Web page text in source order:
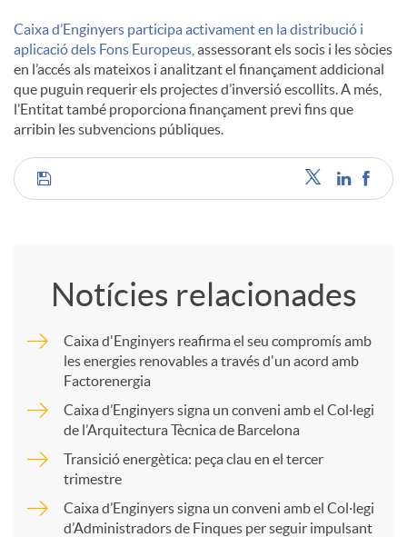
s
Caixa d’Enginyers participa activament en la distribució i
aplicació dels Fons Europeus, assessorant els socis i les sòcies
en l’accés als mateixos i analitzant el finançament addicional
que puguin requerir els projectes d’inversió escollits. A més,
l’Entitat també proporciona finançament previ fins que
arribin les subvencions públiques.
C
r
Notícies relacionades
Caixa d'Enginyers reafirma el seu compromís amb
les energies renovables a través d'un acord amb
Factorenergia
Caixa d’Enginyers signa un conveni amb el Col·legi
de l’Arquitectura Tècnica de Barcelona
Transició energètica: peça clau en el tercer
trimestre
Caixa d’Enginyers signa un conveni amb el Col·legi
d’Administradors de Finques per seguir impulsant